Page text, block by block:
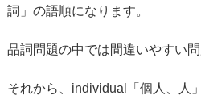
詞」の語順になります。
品詞問題の中では間違いやすい問
それから、individual「個人、人